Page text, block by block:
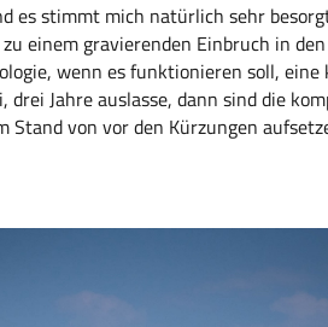
es stimmt mich natürlich sehr
einem gravierenden Einbruch in
wenn esfunktionieren soll, eine
Jahre auslasse, dann sind die
Stand von vor den Kürzungen